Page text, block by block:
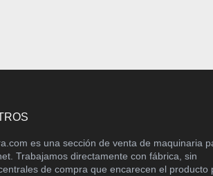
es una sección de venta de maquinaria
Trabajamos directamente con fábrica, sin
de compra que encarecen el producto